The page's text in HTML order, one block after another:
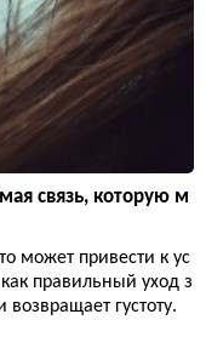
связь, которую м
может привести к ус
правильный уход з
густоту.